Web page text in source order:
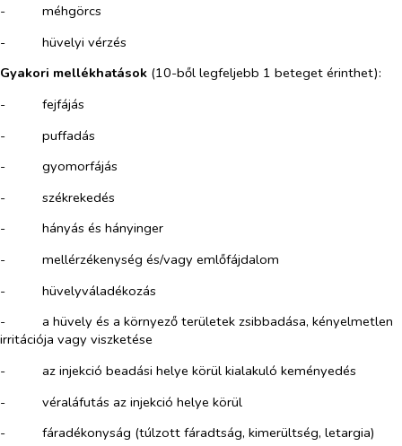
-​
méhgörcs
-​
hüvelyi vérzés
Gyakori mellékhatások (10-ből legfeljebb 1 beteget érinthet):
-​
fejfájás
-​
puffadás
-​
gyomorfájás
-​
székrekedés
-​
hányás és hányinger
-​
mellérzékenység és/vagy emlőfájdalom
-​
hüvelyváladékozás
-​
a hüvely és a környező területek zsibbadása, kényelmetlen
irritációja vagy viszketése
-​
az injekció beadási helye körül kialakuló keményedés
-​
véraláfutás az injekció helye körül
-​
fáradékonyság (túlzott fáradtság, kimerültség, letargia)